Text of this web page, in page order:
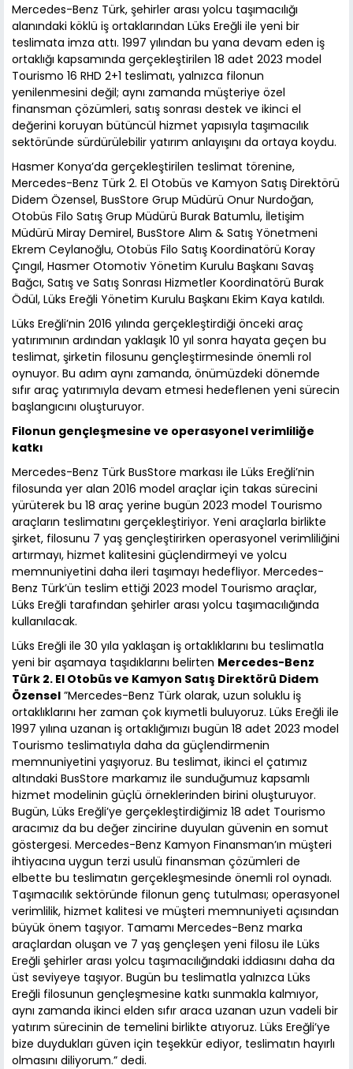
Mercedes-Benz Türk, şehirler arası yolcu taşımacılığı
alanındaki köklü iş ortaklarından Lüks Ereğli ile yeni bir
teslimata imza attı. 1997 yılından bu yana devam eden iş
ortaklığı kapsamında gerçekleştirilen 18 adet 2023 model
Tourismo 16 RHD 2+1 teslimatı, yalnızca filonun
yenilenmesini değil; aynı zamanda müşteriye özel
finansman çözümleri, satış sonrası destek ve ikinci el
değerini koruyan bütüncül hizmet yapısıyla taşımacılık
sektöründe sürdürülebilir yatırım anlayışını da ortaya koydu.
Hasmer Konya’da gerçekleştirilen teslimat törenine,
Mercedes-Benz Türk 2. El Otobüs ve Kamyon Satış Direktörü
Didem Özensel, BusStore Grup Müdürü Onur Nurdoğan,
Otobüs Filo Satış Grup Müdürü Burak Batumlu, İletişim
Müdürü Miray Demirel, BusStore Alım & Satış Yönetmeni
Ekrem Ceylanoğlu, Otobüs Filo Satış Koordinatörü Koray
Çıngıl, Hasmer Otomotiv Yönetim Kurulu Başkanı Savaş
Bağcı, Satış ve Satış Sonrası Hizmetler Koordinatörü Burak
Ödül, Lüks Ereğli Yönetim Kurulu Başkanı Ekim Kaya katıldı.
Lüks Ereğli’nin 2016 yılında gerçekleştirdiği önceki araç
yatırımının ardından yaklaşık 10 yıl sonra hayata geçen bu
teslimat, şirketin filosunu gençleştirmesinde önemli rol
oynuyor. Bu adım aynı zamanda, önümüzdeki dönemde
sıfır araç yatırımıyla devam etmesi hedeflenen yeni sürecin
başlangıcını oluşturuyor.
Filonun gençleşmesine ve operasyonel verimliliğe
katkı
Mercedes-Benz Türk BusStore markası ile Lüks Ereğli’nin
filosunda yer alan 2016 model araçlar için takas sürecini
yürüterek bu 18 araç yerine bugün 2023 model Tourismo
araçların teslimatını gerçekleştiriyor. Yeni araçlarla birlikte
şirket, filosunu 7 yaş gençleştirirken operasyonel verimliliğini
artırmayı, hizmet kalitesini güçlendirmeyi ve yolcu
memnuniyetini daha ileri taşımayı hedefliyor. Mercedes-
Benz Türk’ün teslim ettiği 2023 model Tourismo araçlar,
Lüks Ereğli tarafından şehirler arası yolcu taşımacılığında
kullanılacak.
Lüks Ereğli ile 30 yıla yaklaşan iş ortaklıklarını bu teslimatla
yeni bir aşamaya taşıdıklarını belirten Mercedes-Benz
Türk 2. El Otobüs ve Kamyon Satış Direktörü Didem
Özensel ”Mercedes-Benz Türk olarak, uzun soluklu iş
ortaklıklarını her zaman çok kıymetli buluyoruz. Lüks Ereğli ile
1997 yılına uzanan iş ortaklığımızı bugün 18 adet 2023 model
Tourismo teslimatıyla daha da güçlendirmenin
memnuniyetini yaşıyoruz. Bu teslimat, ikinci el çatımız
altındaki BusStore markamız ile sunduğumuz kapsamlı
hizmet modelinin güçlü örneklerinden birini oluşturuyor.
Bugün, Lüks Ereğli’ye gerçekleştirdiğimiz 18 adet Tourismo
aracımız da bu değer zincirine duyulan güvenin en somut
göstergesi. Mercedes-Benz Kamyon Finansman’ın müşteri
ihtiyacına uygun terzi usulü finansman çözümleri de
elbette bu teslimatın gerçekleşmesinde önemli rol oynadı.
Taşımacılık sektöründe filonun genç tutulması; operasyonel
verimlilik, hizmet kalitesi ve müşteri memnuniyeti açısından
büyük önem taşıyor. Tamamı Mercedes-Benz marka
araçlardan oluşan ve 7 yaş gençleşen yeni filosu ile Lüks
Ereğli şehirler arası yolcu taşımacılığındaki iddiasını daha da
üst seviyeye taşıyor. Bugün bu teslimatla yalnızca Lüks
Ereğli filosunun gençleşmesine katkı sunmakla kalmıyor,
aynı zamanda ikinci elden sıfır araca uzanan uzun vadeli bir
yatırım sürecinin de temelini birlikte atıyoruz. Lüks Ereğli’ye
bize duydukları güven için teşekkür ediyor, teslimatın hayırlı
olmasını diliyorum.” dedi.